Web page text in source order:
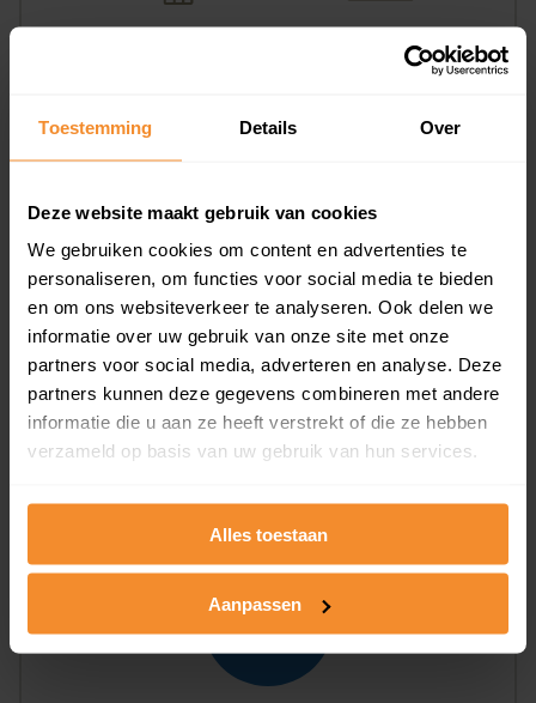
Toestemming Details Over
Deze website maakt gebruik van cookies
We gebruiken cookies om content en advertenties te
personaliseren, om functies voor social media te bieden
en om ons websiteverkeer te analyseren. Ook delen we
informatie over uw gebruik van onze site met onze
partners voor social media, adverteren en analyse. Deze
partners kunnen deze gegevens combineren met andere
informatie die u aan ze heeft verstrekt of die ze hebben
verzameld op basis van uw gebruik van hun services.
Alles toestaan
Aanpassen
Huurwoningen
aandeel van totale woningen
0%